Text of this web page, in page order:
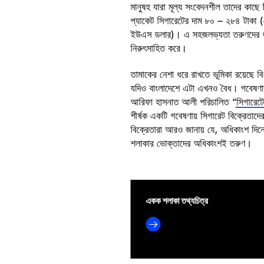
মানুষহ যারা মূল্য সংবেদনশীল তাদের
প্যাকেট সিগারেটের দাম ৮০ – ২৮৪
ইউএস ডলার)। এ সহজলভ্যতা তরুণদের
নিরুৎসাহিত করে।
তামাকের নেশা ধরে রাখতে ভূমিকা রয়েছে
যদিও বাংলাদেশে এটা এখনও বৈধ।
আরিফা হাসনাত আলী পরিচালিত “
শীর্ষক একটি গবেষণায় সিগারেট
বিক্রেতারা আরও জানায় যে, অধিকাংশ
শলাকার ভোক্তাদের অধিকাংশই তরুণ।
একক শলাকা তথ্যচিত্র